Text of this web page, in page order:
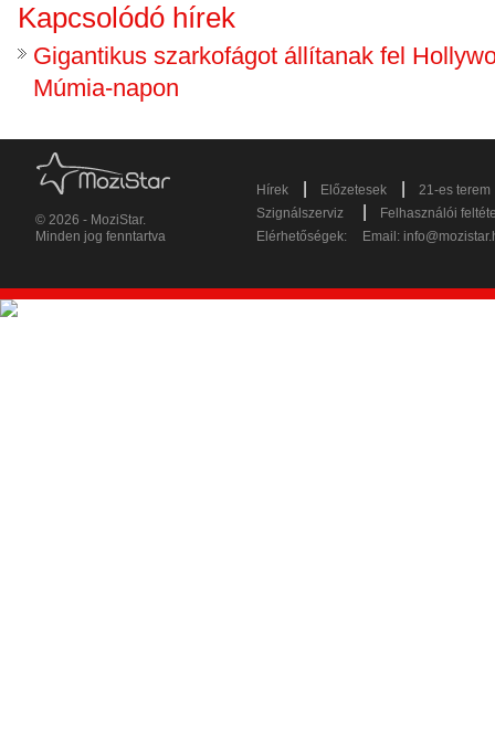
Kapcsolódó hírek
Gigantikus szarkofágot állítanak fel
Múmia-napon
© 2026 - MoziStar.
Minden jog fenntartva
Hírek Előzetesek
21-es terem
Szignálszerviz
Felhasználói
Elérhetőségek:
Email: